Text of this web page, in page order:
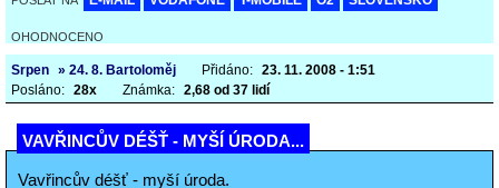
OHODNOCENO
Srpen » 24. 8. Bartoloměj Přidáno: 23. 11. 2008 - 1:51
Posláno: 28x Známka: 2,68 od 37 lidí
VAVŘINCŮV DÉŠŤ - MYŠÍ ÚRODA...
Vavřincův déšť - myší úroda.